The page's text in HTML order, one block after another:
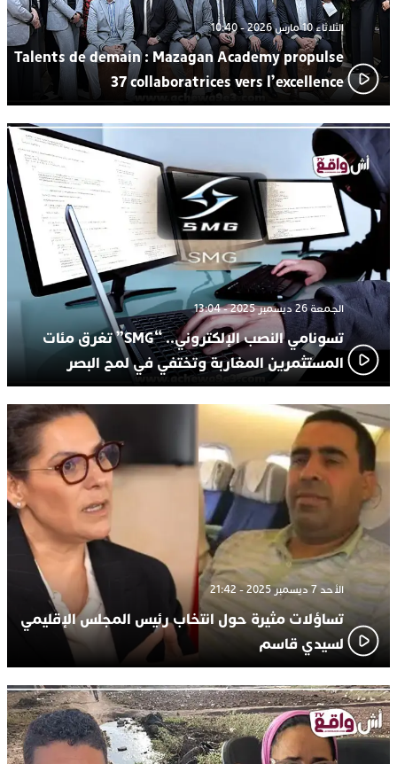
الثلاثاء 10 مارس 2026 - 10:40
Talents de demain : Mazagan Academy propulse
37 collaboratrices vers l’excellence
الجمعة 26 ديسمبر 2025 - 13:04
تسونامي النصب الإلكتروني.. “SMG” تغرق مئات
المستثمرين المغاربة وتختفي في لمح البصر
الأحد 7 ديسمبر 2025 - 21:42
تساؤلات مثيرة حول انتخاب رئيس المجلس الإقليمي
لسيدي قاسم